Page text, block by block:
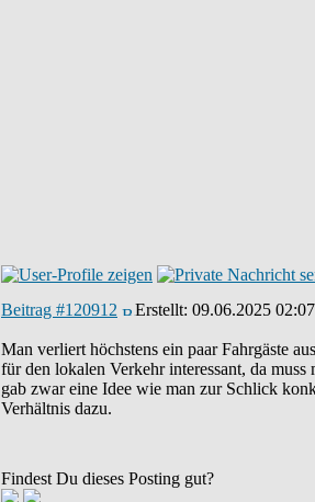
Beitrag #120912 Erstellt: 09.06.2025 02:07
Man verliert höchstens ein paar Fahrgäste
für den lokalen Verkehr interessant, da
gab zwar eine Idee wie man zur Schlick
Verhältnis dazu.
Findest Du dieses Posting gut?